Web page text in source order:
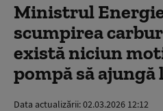
Ministrul
scumpirea
există niciun
pompă să ajungă
Data actualizării:02.03.2026 12:12